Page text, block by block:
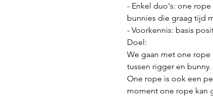
- Enkel duo's: one
bunnies die graag tijd
- Voorkennis: basis
Doel:
We gaan met one rope
tussen rigger en
One rope is ook een
moment one rope kan